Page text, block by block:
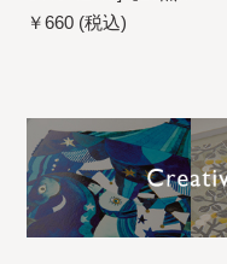
でネコポス配送可】
￥660 (税込)